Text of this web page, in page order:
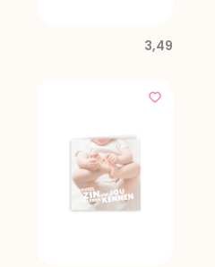
3,49